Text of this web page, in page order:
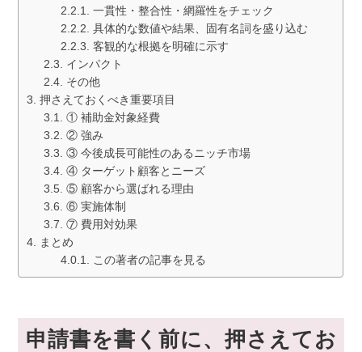
一貫性・整合性・網羅性をチェック
具体的な数値や結果、固有名詞を盛り込む
客観的な根拠を明確に示す
インパクト
その他
押さえておくべき重要項目
① 補助金対象経費
② 強み
③ 今後成長可能性のあるニッチ市場
④ ターゲット顧客とニーズ
⑤ 顧客から選ばれる理由
⑥ 実施体制
⑦ 費用対効果
まとめ
この著者の記事を見る
申請書を書く前に、押さえてお